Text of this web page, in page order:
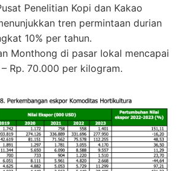
Penelitian Kopi dan Kakao
tren permintaan durian
10% per tahun.
Monthong di pasar lokal mencapai
Rp. 70.000 per kilogram.